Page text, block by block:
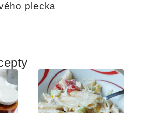
plecka